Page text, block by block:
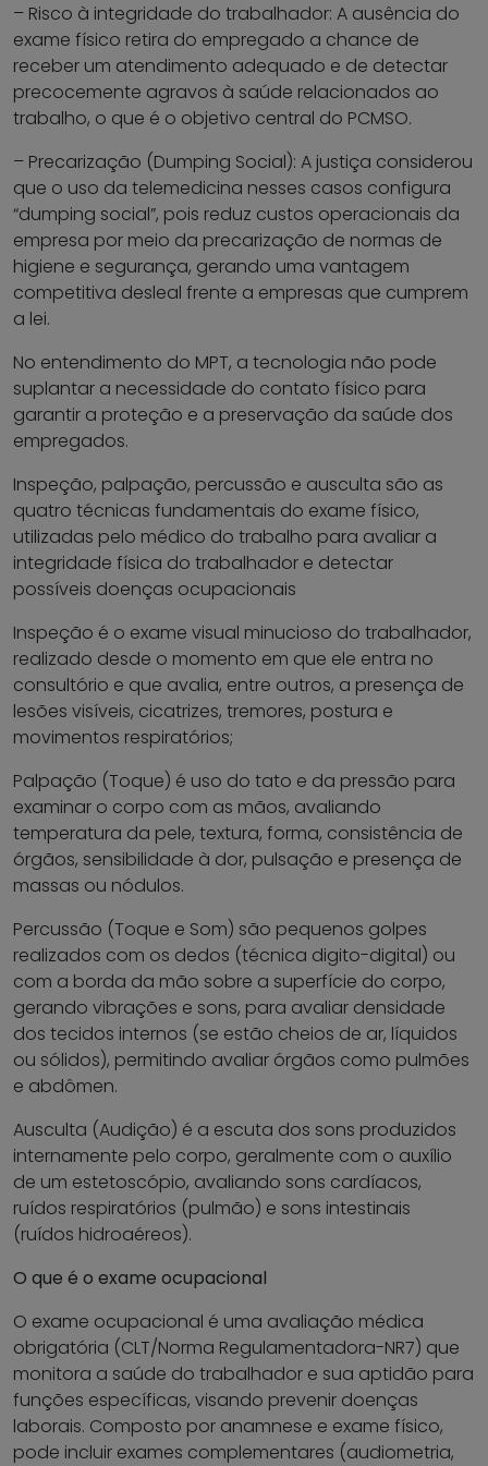
– Risco à integridade do trabalhador: A ausência do
exame físico retira do empregado a chance de
receber um atendimento adequado e de detectar
precocemente agravos à saúde relacionados ao
trabalho, o que é o objetivo central do PCMSO.
– Precarização (Dumping Social): A justiça considerou
que o uso da telemedicina nesses casos configura
“dumping social”, pois reduz custos operacionais da
empresa por meio da precarização de normas de
higiene e segurança, gerando uma vantagem
competitiva desleal frente a empresas que cumprem
a lei.
No entendimento do MPT, a tecnologia não pode
suplantar a necessidade do contato físico para
garantir a proteção e a preservação da saúde dos
empregados.
Inspeção, palpação, percussão e ausculta são as
quatro técnicas fundamentais do exame físico,
utilizadas pelo médico do trabalho para avaliar a
integridade física do trabalhador e detectar
possíveis doenças ocupacionais
Inspeção é o exame visual minucioso do trabalhador,
realizado desde o momento em que ele entra no
consultório e que avalia, entre outros, a presença de
lesões visíveis, cicatrizes, tremores, postura e
movimentos respiratórios;
Palpação (Toque) é uso do tato e da pressão para
examinar o corpo com as mãos, avaliando
temperatura da pele, textura, forma, consistência de
órgãos, sensibilidade à dor, pulsação e presença de
massas ou nódulos.
Percussão (Toque e Som) são pequenos golpes
realizados com os dedos (técnica digito-digital) ou
com a borda da mão sobre a superfície do corpo,
gerando vibrações e sons, para avaliar densidade
dos tecidos internos (se estão cheios de ar, líquidos
ou sólidos), permitindo avaliar órgãos como pulmões
e abdômen.
Ausculta (Audição) é a escuta dos sons produzidos
internamente pelo corpo, geralmente com o auxílio
de um estetoscópio, avaliando sons cardíacos,
ruídos respiratórios (pulmão) e sons intestinais
(ruídos hidroaéreos).
O que é o exame ocupacional
O exame ocupacional é uma avaliação médica
obrigatória (CLT/Norma Regulamentadora-NR7) que
monitora a saúde do trabalhador e sua aptidão para
funções específicas, visando prevenir doenças
laborais. Composto por anamnese e exame físico,
pode incluir exames complementares (audiometria,